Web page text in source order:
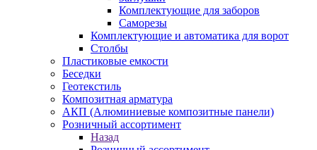
Комплектующие для заборов
Саморезы
Комплектующие и автоматика для ворот
Столбы
Пластиковые емкости
Беседки
Геотекстиль
Композитная арматура
АКП (Алюминиевые композитные панели)
Розничный ассортимент
Назад